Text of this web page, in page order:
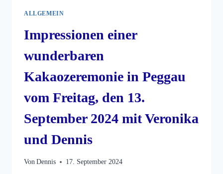
ALLGEMEIN
Impressionen einer
wunderbaren
Kakaozeremonie in Peggau
vom Freitag, den 13.
September 2024 mit Veronika
und Dennis
Von Dennis 17. September 2024